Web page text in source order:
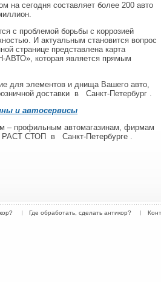
на сегодня составляет более 200 авто
с проблемой борьбы с коррозией
И актуальным становится вопрос
странице представлена карта
которая является прямым
для элементов и днища Вашего авто,
доставки в Санкт-Петербург .
и автосервисы
– профильным автомагазинам, фирмам
РАСТ СТОП
в Санкт-Петербурге .
Где обработать, сделать антикор?